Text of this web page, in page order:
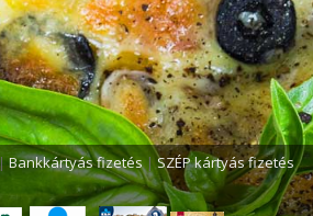
|Bankkártyás fizetés|SZÉP kártyás fizetés